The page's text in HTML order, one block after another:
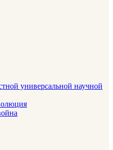
универсальной научной